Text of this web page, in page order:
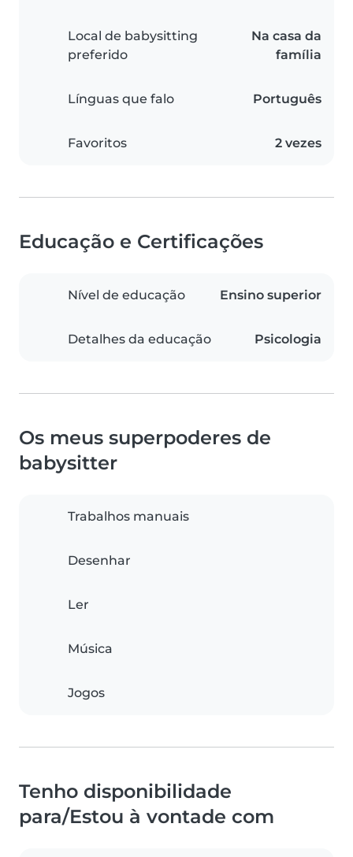
Local de babysitting
preferido
Na casa da
família
Línguas que falo Português
Favoritos 2 vezes
Educação e Certificações
Nível de educação Ensino superior
Detalhes da educação Psicologia
Os meus superpoderes de
babysitter
Trabalhos manuais
Desenhar
Ler
Música
Jogos
Tenho disponibilidade
para/Estou à vontade com